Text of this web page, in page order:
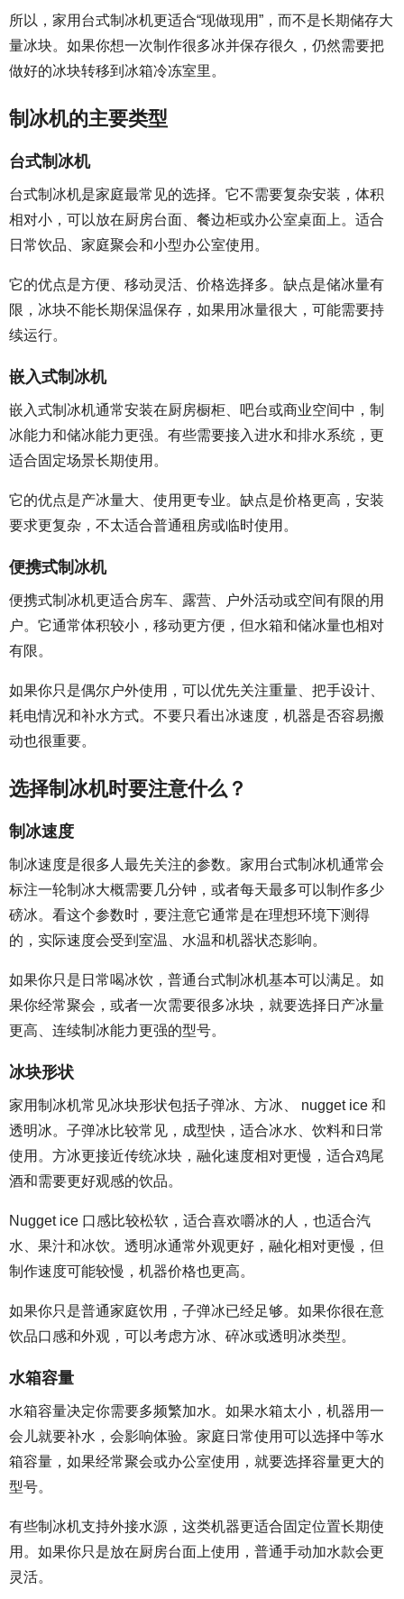
所以，家用台式制冰机更适合“现做现用”，而不是长期储存大
量冰块。如果你想一次制作很多冰并保存很久，仍然需要把
做好的冰块转移到冰箱冷冻室里。
制冰机的主要类型
台式制冰机
台式制冰机是家庭最常见的选择。它不需要复杂安装，体积
相对小，可以放在厨房台面、餐边柜或办公室桌面上。适合
日常饮品、家庭聚会和小型办公室使用。
它的优点是方便、移动灵活、价格选择多。缺点是储冰量有
限，冰块不能长期保温保存，如果用冰量很大，可能需要持
续运行。
嵌入式制冰机
嵌入式制冰机通常安装在厨房橱柜、吧台或商业空间中，制
冰能力和储冰能力更强。有些需要接入进水和排水系统，更
适合固定场景长期使用。
它的优点是产冰量大、使用更专业。缺点是价格更高，安装
要求更复杂，不太适合普通租房或临时使用。
便携式制冰机
便携式制冰机更适合房车、露营、户外活动或空间有限的用
户。它通常体积较小，移动更方便，但水箱和储冰量也相对
有限。
如果你只是偶尔户外使用，可以优先关注重量、把手设计、
耗电情况和补水方式。不要只看出冰速度，机器是否容易搬
动也很重要。
选择制冰机时要注意什么？
制冰速度
制冰速度是很多人最先关注的参数。家用台式制冰机通常会
标注一轮制冰大概需要几分钟，或者每天最多可以制作多少
磅冰。看这个参数时，要注意它通常是在理想环境下测得
的，实际速度会受到室温、水温和机器状态影响。
如果你只是日常喝冰饮，普通台式制冰机基本可以满足。如
果你经常聚会，或者一次需要很多冰块，就要选择日产冰量
更高、连续制冰能力更强的型号。
冰块形状
家用制冰机常见冰块形状包括子弹冰、方冰、 nugget ice 和
透明冰。子弹冰比较常见，成型快，适合冰水、饮料和日常
使用。方冰更接近传统冰块，融化速度相对更慢，适合鸡尾
酒和需要更好观感的饮品。
Nugget ice 口感比较松软，适合喜欢嚼冰的人，也适合汽
水、果汁和冰饮。透明冰通常外观更好，融化相对更慢，但
制作速度可能较慢，机器价格也更高。
如果你只是普通家庭饮用，子弹冰已经足够。如果你很在意
饮品口感和外观，可以考虑方冰、碎冰或透明冰类型。
水箱容量
水箱容量决定你需要多频繁加水。如果水箱太小，机器用一
会儿就要补水，会影响体验。家庭日常使用可以选择中等水
箱容量，如果经常聚会或办公室使用，就要选择容量更大的
型号。
有些制冰机支持外接水源，这类机器更适合固定位置长期使
用。如果你只是放在厨房台面上使用，普通手动加水款会更
灵活。